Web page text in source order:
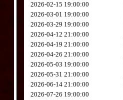
2026-02-15 19:00:00
2026-03-01 19:00:00
2026-03-29 19:00:00
2026-04-12 21:00:00
2026-04-19 21:00:00
2026-04-26 21:00:00
2026-05-03 19:00:00
2026-05-31 21:00:00
2026-06-14 21:00:00
2026-07-26 19:00:00